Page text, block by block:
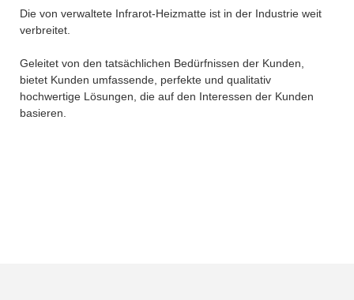
Die von verwaltete Infrarot-Heizmatte ist in der Industrie weit
verbreitet.
Geleitet von den tatsächlichen Bedürfnissen der Kunden,
bietet Kunden umfassende, perfekte und qualitativ
hochwertige Lösungen, die auf den Interessen der Kunden
basieren.